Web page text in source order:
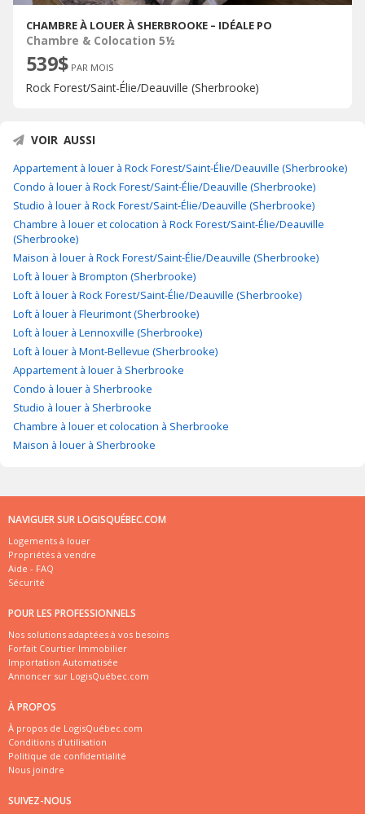
CHAMBRE À LOUER À SHERBROOKE – IDÉALE PO
Chambre & Colocation 5½
539$ PAR MOIS
Rock Forest/Saint-Élie/Deauville (Sherbrooke)
VOIR AUSSI
Appartement à louer à Rock Forest/Saint-Élie/Deauville (Sherbrooke)
Condo à louer à Rock Forest/Saint-Élie/Deauville (Sherbrooke)
Studio à louer à Rock Forest/Saint-Élie/Deauville (Sherbrooke)
Chambre à louer et colocation à Rock Forest/Saint-Élie/Deauville
(Sherbrooke)
Maison à louer à Rock Forest/Saint-Élie/Deauville (Sherbrooke)
Loft à louer à Brompton (Sherbrooke)
Loft à louer à Rock Forest/Saint-Élie/Deauville (Sherbrooke)
Loft à louer à Fleurimont (Sherbrooke)
Loft à louer à Lennoxville (Sherbrooke)
Loft à louer à Mont-Bellevue (Sherbrooke)
Appartement à louer à Sherbrooke
Condo à louer à Sherbrooke
Studio à louer à Sherbrooke
Chambre à louer et colocation à Sherbrooke
Maison à louer à Sherbrooke
NAVIGUER SUR LOGISQUÉBEC.COM
Logements à louer
Propriétés à vendre
Aide - FAQ
Sécurité
POUR LES PROFESSIONNELS
Nos solutions adaptées à vos besoins
Forfait Courtier Immobilier
Importation Automatisée
Annoncer sur LogisQuébec.com
À PROPOS
À propos de LogisQuébec.com
Conditions d'utilisation
Politique de confidentialité
Nous joindre
SUIVEZ-NOUS